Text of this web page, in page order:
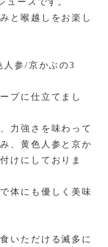
と喉越しをお楽し
参/京かぶの3
プに仕立てまし
力強さを味わって
、黄色人参と京か
けにしておりま
体にも優しく美味
いただける滅多に